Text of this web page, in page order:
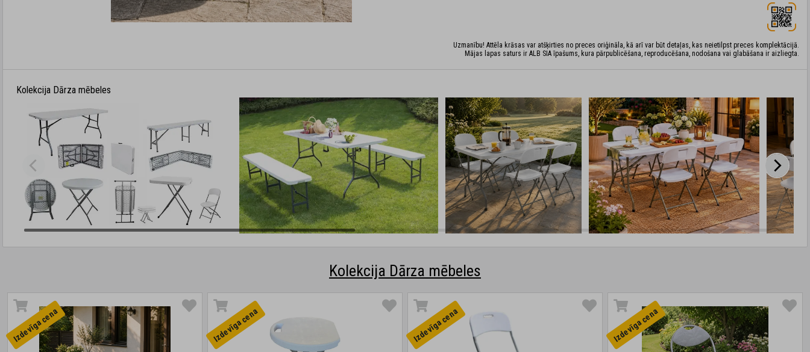
Uzmanību! Attēla krāsas var atšķirties no preces oriģināla, kā arī var būt detaļas, kas neietilpst preces komplektācijā.
Mājas lapas saturs ir ALB SIA īpašums, kura pārpublicēšana, reproducēšana, nodošana vai glabāšana ir aizliegta.
Kolekcija Dārza mēbeles
Kolekcija Dārza mēbeles
Izdevīga cena Izdevīga cena Izdevīga cena Izdevīga cena